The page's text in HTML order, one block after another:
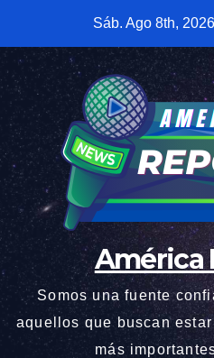
contenido
Sáb. Ago 8th, 2026
América
Somos una fuente
aquellos que buscan
más